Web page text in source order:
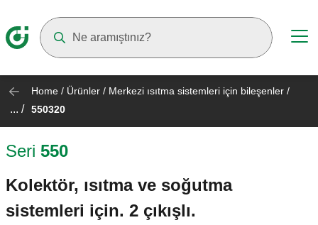
Home / Ürünler / Merkezi ısıtma sistemleri için bileşenler /
... / 550320
Seri 550
Kolektör, ısıtma ve soğutma
sistemleri için. 2 çıkışlı.